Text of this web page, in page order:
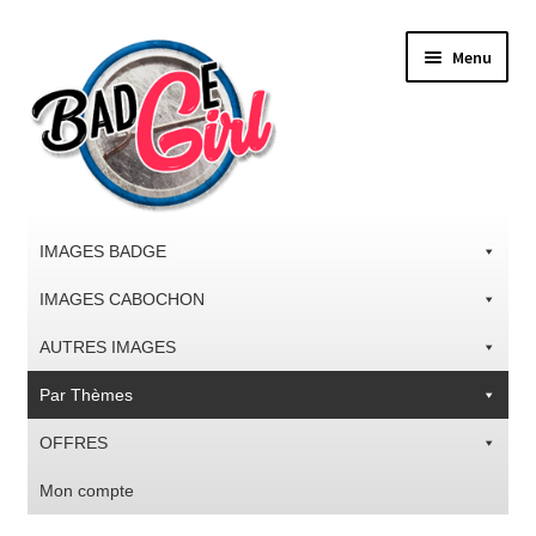
la
navigation
contenu
Menu
IMAGES BADGE
IMAGES CABOCHON
AUTRES IMAGES
Par Thèmes
OFFRES
Mon compte